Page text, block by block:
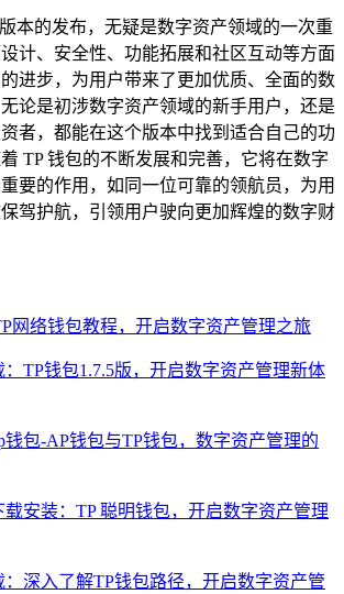
本的发布，无疑是数字资产领域的一次重
计、安全性、功能拓展和社区互动等方面
进步，为用户带来了更加优质、全面的数
论是初涉数字资产领域的新手用户，还是
者，都能在这个版本中找到适合自己的功
TP 钱包的不断发展和完善，它将在数字
要的作用，如同一位可靠的领航员，为用
驾护航，引领用户驶向更加辉煌的数字财
网络钱包教程，开启数字资产管理之旅
TP钱包1.7.5版，开启数字资产管理新体
钱包-AP钱包与TP钱包，数字资产管理的
安装：TP 聪明钱包，开启数字资产管理
：深入了解TP钱包路径，开启数字资产管